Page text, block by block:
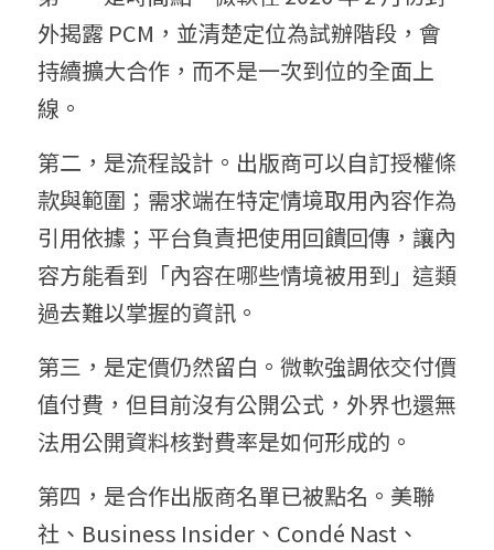
外揭露 PCM，並清楚定位為試辦階段，會
持續擴大合作，而不是一次到位的全面上
線。
第二，是流程設計。出版商可以自訂授權條
款與範圍；需求端在特定情境取用內容作為
引用依據；平台負責把使用回饋回傳，讓內
容方能看到「內容在哪些情境被用到」這類
過去難以掌握的資訊。
第三，是定價仍然留白。微軟強調依交付價
值付費，但目前沒有公開公式，外界也還無
法用公開資料核對費率是如何形成的。
第四，是合作出版商名單已被點名。美聯
社、Business Insider、Condé Nast、